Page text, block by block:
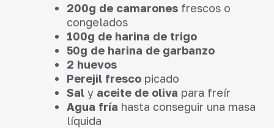
200g de camarones frescos o
congelados
100g de harina de trigo
50g de harina de garbanzo
2 huevos
Perejil fresco picado
Sal y aceite de oliva para freír
Agua fría hasta conseguir una masa
líquida